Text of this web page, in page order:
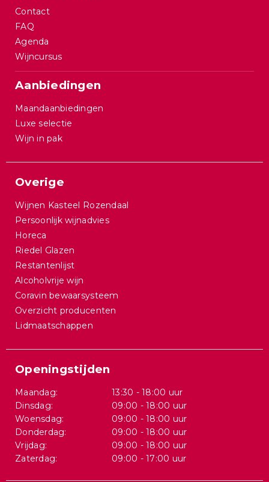
Contact
FAQ
Agenda
Wijncursus
Aanbiedingen
Maandaanbiedingen
Luxe selectie
Wijn in pak
Overige
Wijnen Kasteel Rozendaal
Persoonlijk wijnadvies
Horeca
Riedel Glazen
Restantenlijst
Alcoholvrije wijn
Coravin bewaarsysteem
Overzicht producenten
Lidmaatschappen
Openingstijden
Maandag:
13:30 - 18:00 uur
Dinsdag:
09:00 - 18:00 uur
Woensdag:
09:00 - 18:00 uur
Donderdag:
09:00 - 18:00 uur
Vrijdag:
09:00 - 18:00 uur
Zaterdag:
09:00 - 17:00 uur